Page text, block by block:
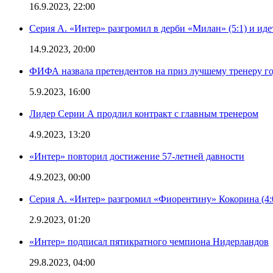
16.9.2023, 22:00
Серия А. «Интер» разгромил в дерби «Милан» (5:1) и
14.9.2023, 20:00
ФИФА назвала претендентов на приз лучшему тренеру
5.9.2023, 16:00
Лидер Серии А продлил контракт с главным тренером
4.9.2023, 13:20
«Интер» повторил достижение 57-летней давности
4.9.2023, 00:00
Серия А. «Интер» разгромил «Фиорентину» Кокорина
2.9.2023, 01:20
«Интер» подписал пятикратного чемпиона Нидерландов
29.8.2023, 04:00